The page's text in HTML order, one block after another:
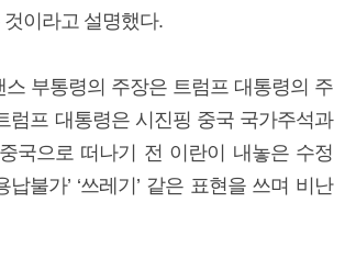
이라고 설명했다.
스 부통령의 주장은 트럼프 대통령의 주
럼프 대통령은 시진핑 중국 국가주석과
국으로 떠나기 전 이란이 내놓은 수정
납불가’ ‘쓰레기’ 같은 표현을 쓰며 비난